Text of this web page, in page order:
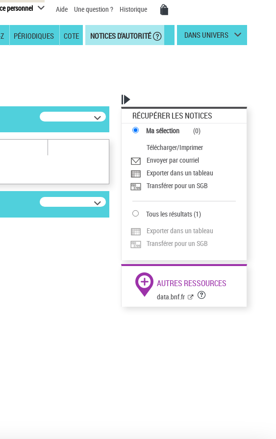
personnel Aide Une question ? Historique
PÉRIODIQUES COTE NOTICES D'AUTORITÉ DANS UNIVERS
RÉCUPÉRER LES NOTICES
Ma sélection (0)
Télécharger/Imprimer
Envoyer par courriel
Exporter dans un tableau
Transférer pour un SGB
Tous les résultats(1)
Exporter dans un tableau
Transférer pour un SGB
AUTRES RESSOURCES
data.bnf.fr